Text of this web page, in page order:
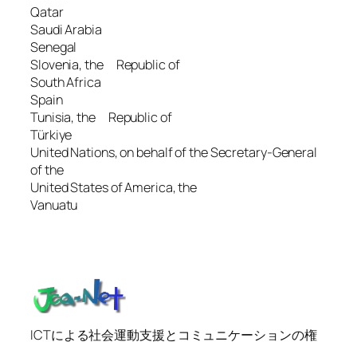
Qatar
Saudi Arabia
Senegal
Slovenia, the Republic of
South Africa
Spain
Tunisia, the Republic of
Türkiye
United Nations, on behalf of the Secretary-General
of the
United States of America, the
Vanuatu
ICTによる社会運動支援とコミュニケーションの権